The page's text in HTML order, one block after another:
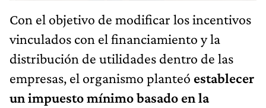
Con el objetivo de modificar los incentivos
vinculados con el financiamiento y la
distribución de utilidades dentro de las
empresas, el organismo planteó establecer
un impuesto mínimo basado en la